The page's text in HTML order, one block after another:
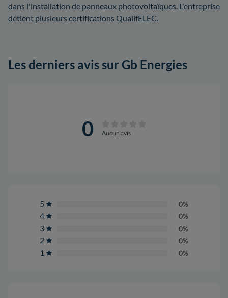
dans l'installation de panneaux photovoltaïques. L'entreprise
détient plusieurs certifications QualifELEC.
Les derniers avis sur Gb Energies
0 Aucun avis
5 0%
4 0%
3 0%
2 0%
1 0%